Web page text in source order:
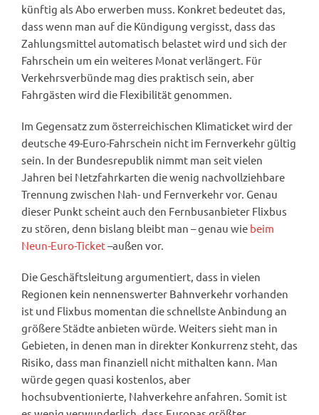
künftig als Abo erwerben muss. Konkret bedeutet das,
dass wenn man auf die Kündigung vergisst, dass das
Zahlungsmittel automatisch belastet wird und sich der
Fahrschein um ein weiteres Monat verlängert. Für
Verkehrsverbünde mag dies praktisch sein, aber
Fahrgästen wird die Flexibilität genommen.
Im Gegensatz zum österreichischen Klimaticket wird der
deutsche 49-Euro-Fahrschein nicht im Fernverkehr gültig
sein. In der Bundesrepublik nimmt man seit vielen
Jahren bei Netzfahrkarten die wenig nachvollziehbare
Trennung zwischen Nah- und Fernverkehr vor. Genau
dieser Punkt scheint auch den Fernbusanbieter Flixbus
zu stören, denn bislang bleibt man – genau wie beim
Neun-Euro-Ticket–außen vor.
Die Geschäftsleitung argumentiert, dass in vielen
Regionen kein nennenswerter Bahnverkehr vorhanden
ist und Flixbus momentan die schnellste Anbindung an
größere Städte anbieten würde. Weiters sieht man in
Gebieten, in denen man in direkter Konkurrenz steht, das
Risiko, dass man finanziell nicht mithalten kann. Man
würde gegen quasi kostenlos, aber
hochsubventionierte, Nahverkehre anfahren. Somit ist